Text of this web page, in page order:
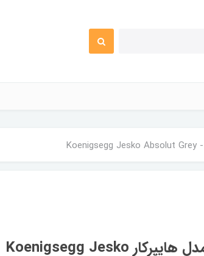
لگو سری تکنیک مدل هایپرکار Koenigsegg Jesko